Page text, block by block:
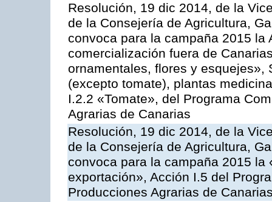
Resolución, 19 dic 2014, de la
de la Consejería de Agricultura,
convoca para la campaña 2015 la
comercialización fuera de
ornamentales, flores y esquejes»,
(excepto tomate), plantas
I.2.2 «Tomate», del Programa
Agrarias de Canarias
Resolución, 19 dic 2014, de la
de la Consejería de Agricultura,
convoca para la campaña 2015
exportación», Acción I.5 del
Producciones Agrarias de